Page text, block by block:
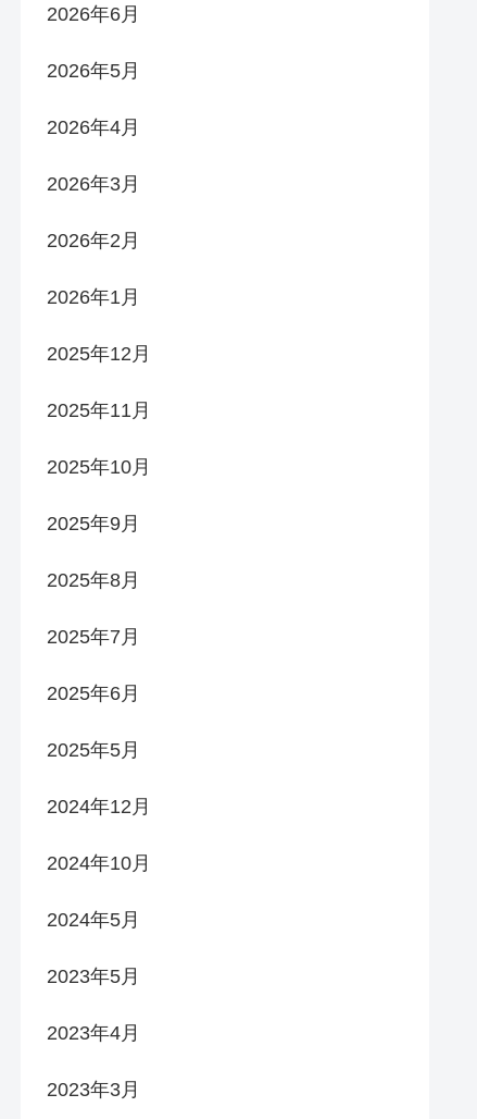
2026年6月
2026年5月
2026年4月
2026年3月
2026年2月
2026年1月
2025年12月
2025年11月
2025年10月
2025年9月
2025年8月
2025年7月
2025年6月
2025年5月
2024年12月
2024年10月
2024年5月
2023年5月
2023年4月
2023年3月